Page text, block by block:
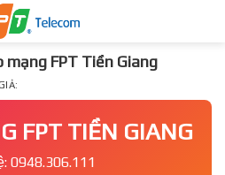
mạng FPT Tiền Giang
FPT TIỀN GIANG
0948.306.111